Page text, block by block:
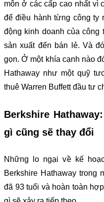
môn ở các cấp cao nhất vì
để điều hành từng công ty
động kinh doanh của
sản xuất đến bán lẻ. Và
gọn. Ở một khía cạnh nào
Hathaway như một quỹ
thuê Warren Buffett đầu tư
Berkshire
gì cũng sẽ thay đổi
Những lo ngại về kế
Berkshire Hathaway trong
đã 93 tuổi và hoàn toàn